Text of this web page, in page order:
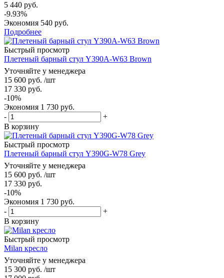
5 440 руб.
-9.93%
Экономия 540 руб.
Подробнее
Быстрый просмотр
Плетеный барный стул Y390A-W63 Brown
Уточняйте у менеджера
15 600 руб. /шт
17 330 руб.
-10%
Экономия 1 730 руб.
-
+
В корзину
Быстрый просмотр
Плетеный барный стул Y390G-W78 Grey
Уточняйте у менеджера
15 600 руб. /шт
17 330 руб.
-10%
Экономия 1 730 руб.
-
+
В корзину
Быстрый просмотр
Milan кресло
Уточняйте у менеджера
15 300 руб. /шт